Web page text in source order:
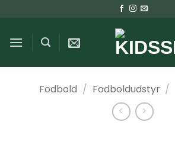
til
indhold
Fodbold / Fodboldudstyr /